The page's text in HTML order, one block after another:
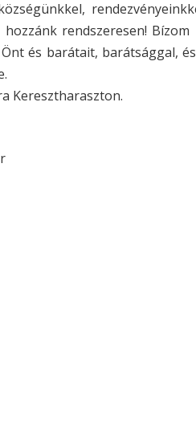
hozzánk rendszeresen!
és barátait, barátsággal,
Keresztharaszton.